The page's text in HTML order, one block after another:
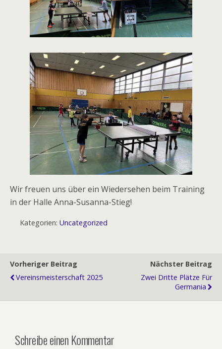
Wir freuen uns über ein Wiedersehen beim Training
in der Halle Anna-Susanna-Stieg!
Kategorien: Uncategorized
Vorheriger Beitrag
Vereinsmeisterschaft 2025
Nächster Beitrag
Zwei Dritte Plätze Für
Germania
Schreibe einen Kommentar